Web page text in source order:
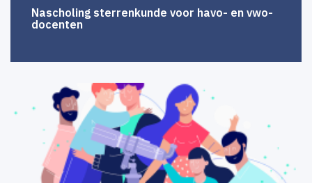
Nascholing sterrenkunde voor havo- en vwo-
docenten